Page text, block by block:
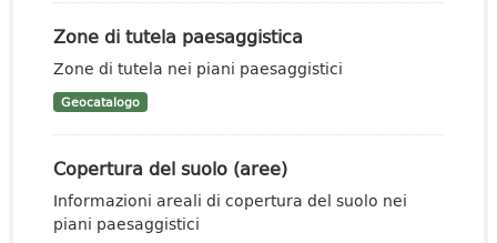
Zone di tutela paesaggistica
Zone di tutela nei piani paesaggistici
Geocatalogo
Copertura del suolo (aree)
Informazioni areali di copertura del suolo nei
piani paesaggistici